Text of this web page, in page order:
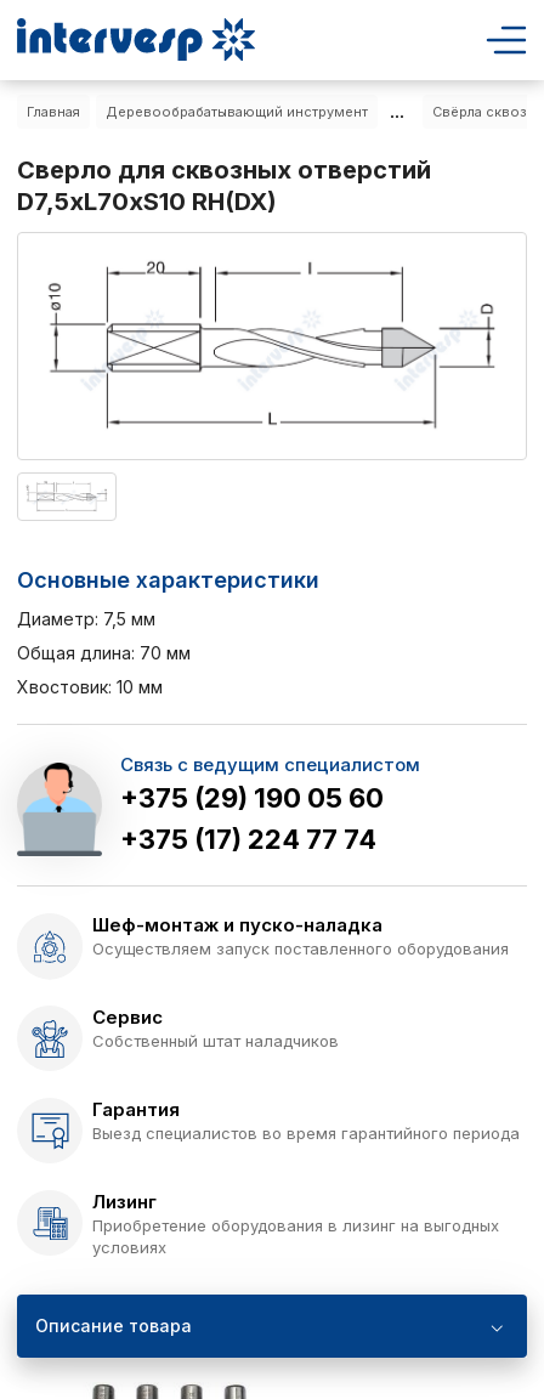
Главная Деревообрабатывающий инструмент ... Свёрла
Сверло для сквозных отверстий
D7,5xL70xS10 RH(DX)
Основные характеристики
Диаметр: 7,5 мм
Общая длина: 70 мм
Хвостовик: 10 мм
Связь с ведущим специалистом
+375 (29) 190 05 60
+375 (17) 224 77 74
Шеф-монтаж и пуско-наладка
Осуществляем запуск поставленного оборудования
Сервис
Собственный штат наладчиков
Гарантия
Выезд специалистов во время гарантийного периода
Лизинг
Приобретение оборудования в лизинг на выгодных
условиях
Описание товара